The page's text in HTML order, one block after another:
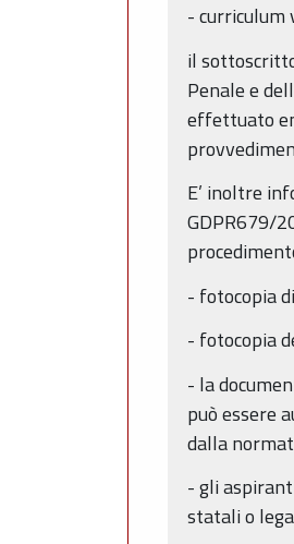
- curriculum
il
Penale e
effettuato
E’ inoltre
GDPR679/
- fotocopia
- fotocopia
- la
può essere
dalla
- gli
statali o